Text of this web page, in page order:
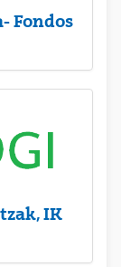
Fondos
IK